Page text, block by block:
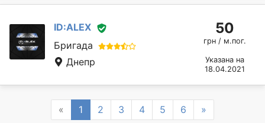
ID:ALEX
Бригада
Днепр
50
грн / м.пог.
Указана на
18.04.2021
« Previous
1 2 3 4 5 6 »